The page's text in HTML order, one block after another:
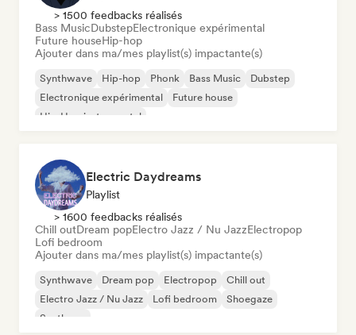
> 1500 feedbacks réalisés
Bass MusicDubstepElectronique expérimental
Future houseHip-hop
Ajouter dans ma/mes playlist(s) impactante(s)
Synthwave Hip-hop Phonk Bass Music
Dubstep
Electronique expérimental
Future house
Hip-Hop instrumental
Electric Daydreams
Playlist
> 1600 feedbacks réalisés
Chill outDream popElectro Jazz / Nu JazzElectropop
Lofi bedroom
Ajouter dans ma/mes playlist(s) impactante(s)
Synthwave Dream pop Electropop
Chill out
Electro Jazz / Nu Jazz
Lofi bedroom
Shoegaze
Synthpop